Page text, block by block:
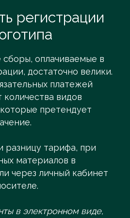
регистрации
оплачиваемые в
достаточно велики.
платежей
количества видов
претендует
разницу тарифа, при
материалов в
через личный кабинет
в электронном виде,